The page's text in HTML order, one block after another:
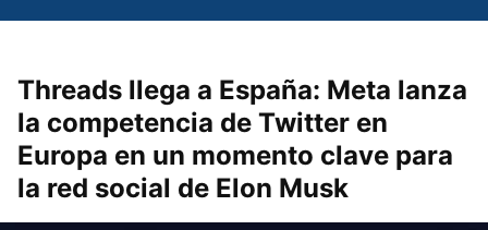
Threads llega a España: Meta lanza
la competencia de Twitter en
Europa en un momento clave para
la red social de Elon Musk